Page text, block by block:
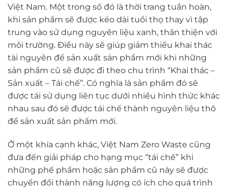
Việt Nam. Một trong số đó là thời trang tuần hoàn,
khi sản phẩm sẽ được kéo dài tuổi thọ thay vì tập
trung vào sử dụng nguyên liệu xanh, thân thiện với
môi trường. Điều này sẽ giúp giảm thiểu khai thác
tài nguyên để sản xuất sản phẩm mới khi những
sản phẩm cũ sẽ được đi theo chu trình “Khai thác –
Sản xuất – Tái chế”. Có nghĩa là sản phẩm đó sẽ
được tái sử dụng liên tục dưới nhiều hình thức khác
nhau sau đó sẽ được tái chế thành nguyên liệu thô
để sản xuất sản phẩm mới.
Ở một khía cạnh khác, Việt Nam Zero Waste cũng
đưa đến giải pháp cho hạng mục “tái chế” khi
những phế phẩm hoặc sản phẩm cũ này sẽ được
chuyển đổi thành năng lượng có ích cho quá trình